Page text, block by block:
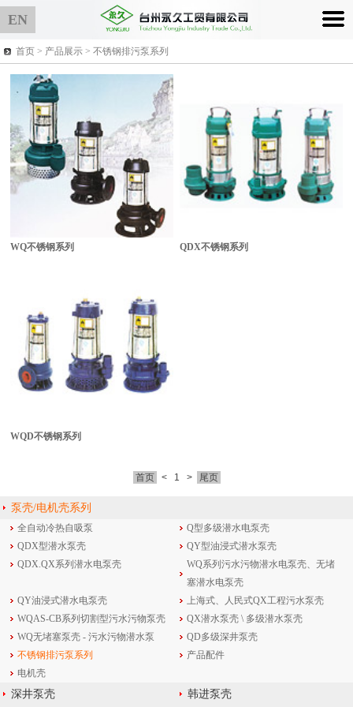
EN
首页 > 产品展示 > 不锈钢排污泵系列
WQ不锈钢系列 QDX不锈钢系列
WQD不锈钢系列
首页 < 1 > 尾页
泵壳/电机壳系列
全自动冷热自吸泵
Q型多级潜水电泵壳
QDX型潜水泵壳
QY型油浸式潜水泵壳
QDX.QX系列潜水电泵壳
WQ系列污水污物潜水电泵壳、无堵
塞潜水电泵壳
QY油浸式潜水电泵壳
上海式、人民式QX工程污水泵壳
WQAS-CB系列切割型污水污物泵壳
QX潜水泵壳 \ 多级潜水泵壳
WQ无堵塞泵壳 - 污水污物潜水泵
QD多级深井泵壳
不锈钢排污泵系列
产品配件
电机壳
深井泵壳 韩进泵壳